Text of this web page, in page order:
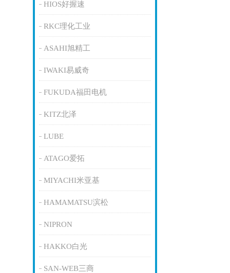
HIOS好握速
RKC理化工业
ASAHI旭精工
IWAKI易威奇
FUKUDA福田电机
KITZ北泽
LUBE
ATAGO爱拓
MIYACHI米亚基
HAMAMATSU滨松
NIPRON
HAKKO白光
SAN-WEB三商